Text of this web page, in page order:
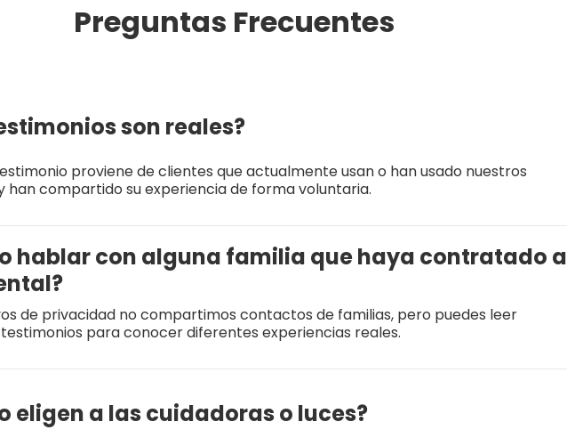
Preguntas Frecuentes
son reales?
proviene de clientes que actualmente usan o han usado nuestros
han compartido su experiencia de forma voluntaria.
hablar con alguna familia que haya contratado a
de privacidad no compartimos contactos de familias, pero puedes leer
para conocer diferentes experiencias reales.
eligen a las cuidadoras o luces?